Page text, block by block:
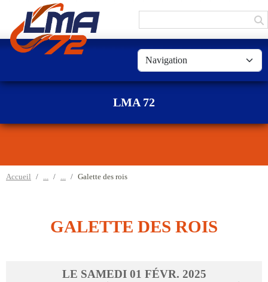
LMA 72
Accueil Galette des rois
GALETTE DES ROIS
LE SAMEDI 01 FÉVR. 2025
Panneau de gestion des cookies